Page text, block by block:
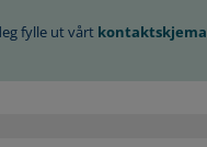
fylle ut vårt kontaktskjema